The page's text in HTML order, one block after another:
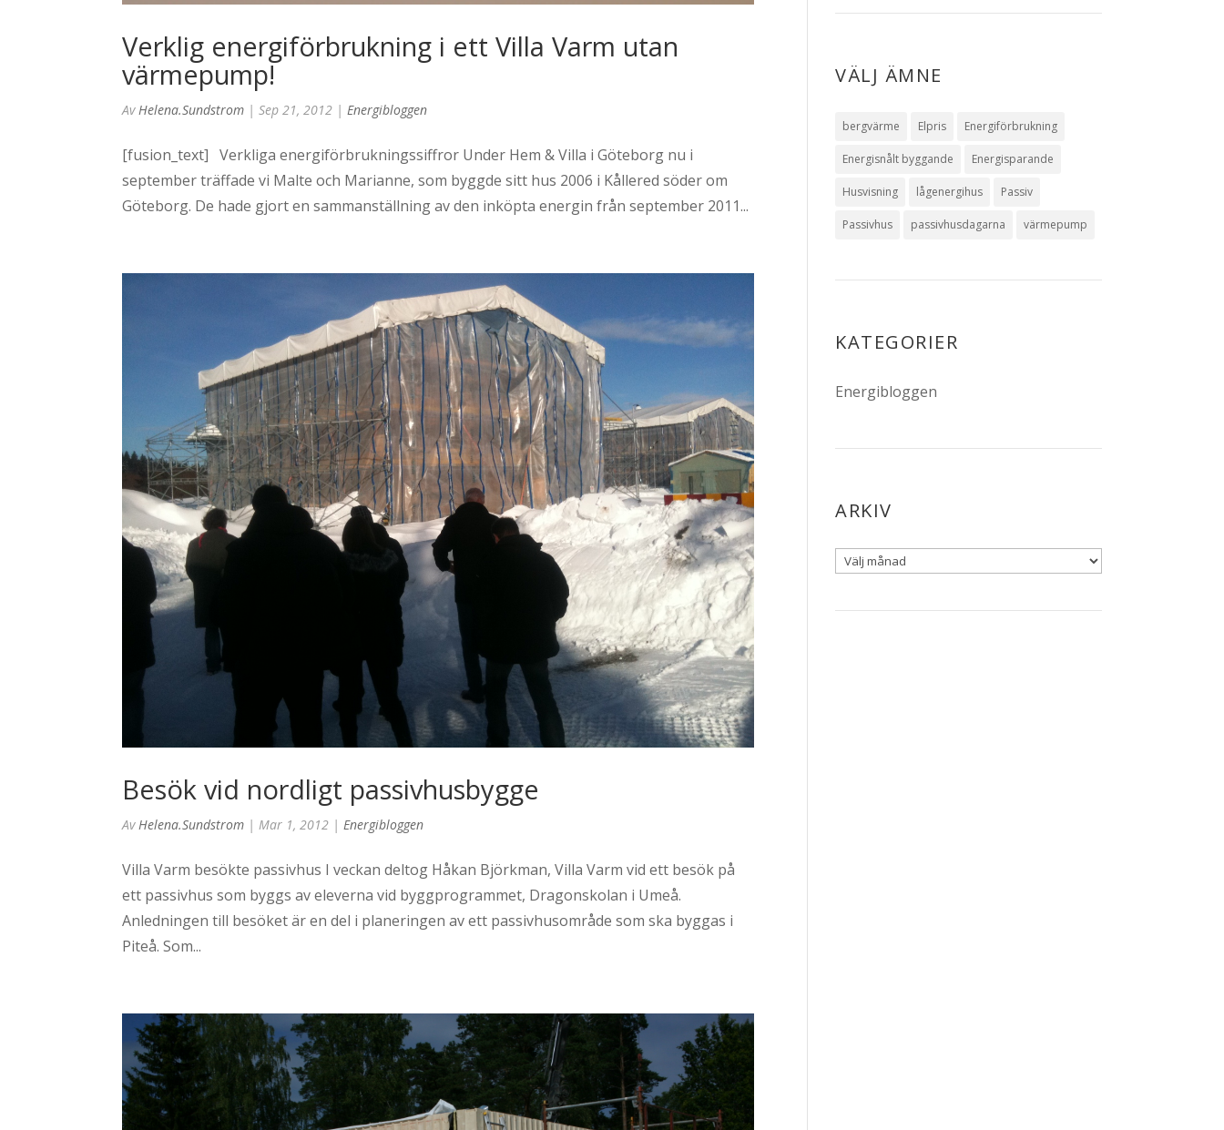
Verklig energiförbrukning i ett Villa Varm utan
värmepump!
AvHelena.sundstrom |Sep 21, 2012 |Energibloggen
[fusion_text] Verkliga energiförbrukningssiffror Under Hem & Villa i Göteborg nu i
september träffade vi Malte och Marianne, som byggde sitt hus 2006 i Kållered söder om
Göteborg. De hade gjort en sammanställning av den inköpta energin från september 2011...
Besök vid nordligt passivhusbygge
Av Helena.sundstrom | Mar 1, 2012 | Energibloggen
Villa Varm besökte passivhus I veckan deltog Håkan Björkman, Villa Varm vid ett besök på
ett passivhus som byggs av eleverna vid byggprogrammet, Dragonskolan i Umeå.
Anledningen till besöket är en del i planeringen av ett passivhusområde som ska byggas i
Piteå. Som...
VÄLJ ÄMNE
bergvärme Elpris Energiförbrukning
Energisnålt byggande Energisparande
Husvisning lågenergihus Passiv
Passivhus passivhusdagarna värmepump
KATEGORIER
Energibloggen
ARKIV